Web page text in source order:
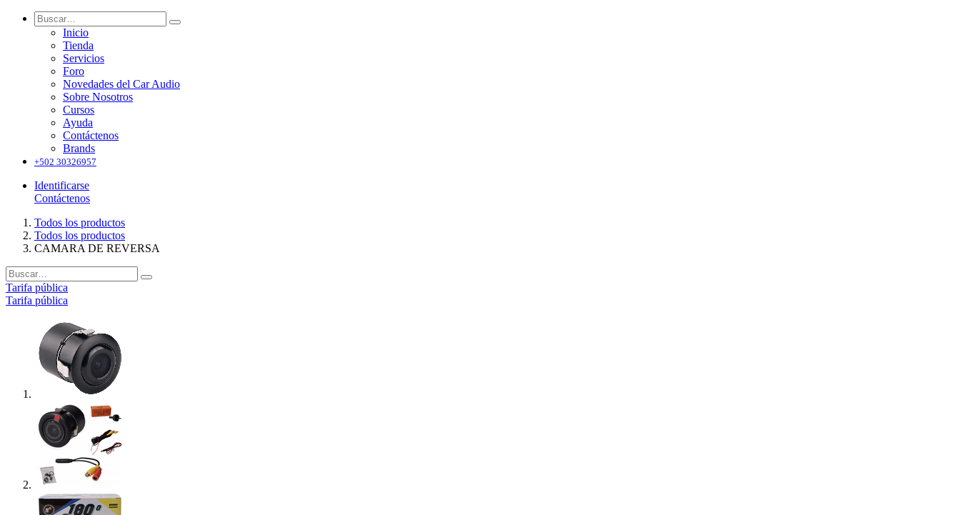
Inicio
Tienda
Servicios
Foro
Novedades del Car Audio
Sobre Nosotros
Cursos
Ayuda
Contáctenos
Brands
+502 30326957
Identificarse
Contáctenos
Todos los productos
Todos los productos
CAMARA DE REVERSA
Tarifa pública
Tarifa pública